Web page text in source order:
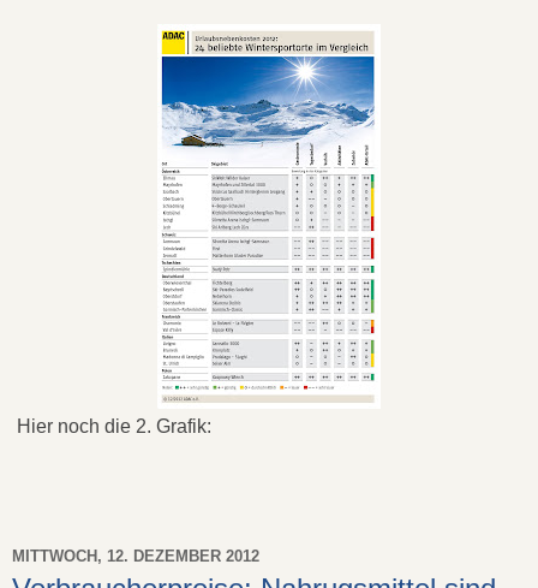
Hier noch die 2. Grafik:
MITTWOCH, 12. DEZEMBER 2012